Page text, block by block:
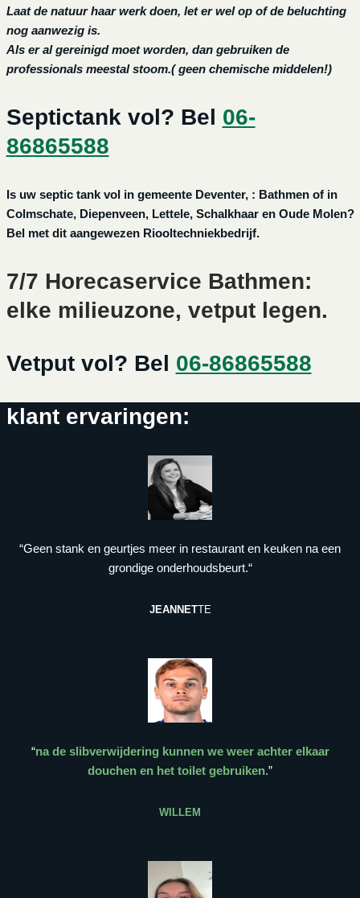
Laat de natuur haar werk doen, let er wel op of de beluchting
nog aanwezig is.
Als er al gereinigd moet worden, dan gebruiken de
professionals meestal stoom.( geen chemische middelen!)
Septictank vol? Bel 06-
86865588
Is uw septic tank vol in gemeente Deventer, : Bathmen of in
Colmschate, Diepenveen, Lettele, Schalkhaar en Oude Molen?
Bel met dit aangewezen Riooltechniekbedrijf.
7/7 Horecaservice Bathmen:
elke milieuzone, vetput legen.
Vetput vol? Bel 06-86865588
klant ervaringen:
“Geen stank en geurtjes meer in restaurant en keuken na een
grondige onderhoudsbeurt.“
JEANNETTE
“na de slibverwijdering kunnen we weer achter elkaar
douchen en het toilet gebruiken.”
WILLEM